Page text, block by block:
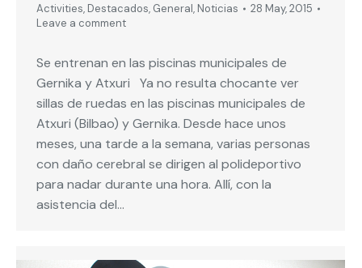
Activities, Destacados, General, Noticias
28 May, 2015
Leave a comment
Se entrenan en las piscinas municipales de
Gernika y Atxuri Ya no resulta chocante ver
sillas de ruedas en las piscinas municipales de
Atxuri (Bilbao) y Gernika. Desde hace unos
meses, una tarde a la semana, varias personas
con daño cerebral se dirigen al polideportivo
para nadar durante una hora. Allí, con la
asistencia del…